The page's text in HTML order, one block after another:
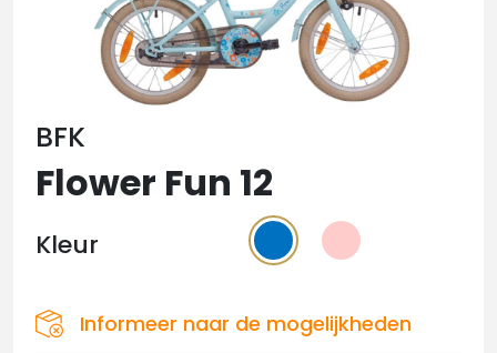
BFK
Flower Fun 12
Kleur
Informeer naar de mogelijkheden